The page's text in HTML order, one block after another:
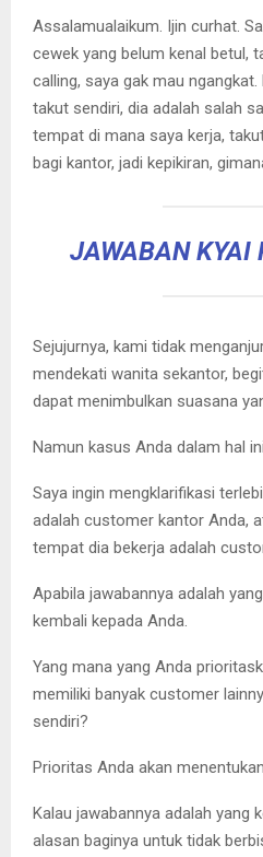
Assalamualaikum. Ijin curhat.
cewek yang belum kenal betul,
calling, saya gak mau
takut sendiri, dia adalah salah
tempat di mana saya kerja,
bagi kantor, jadi kepikiran,
JAWABAN KYAI
Sejujurnya, kami tidak
mendekati wanita sekantor,
dapat menimbulkan suasana
Namun kasus Anda dalam hal
Saya ingin mengklarifikasi
adalah customer kantor Anda,
tempat dia bekerja adalah
Apabila jawabannya adalah
kembali kepada Anda.
Yang mana yang Anda
memiliki banyak customer
sendiri?
Prioritas Anda akan
Kalau jawabannya adalah yang
alasan baginya untuk tidak